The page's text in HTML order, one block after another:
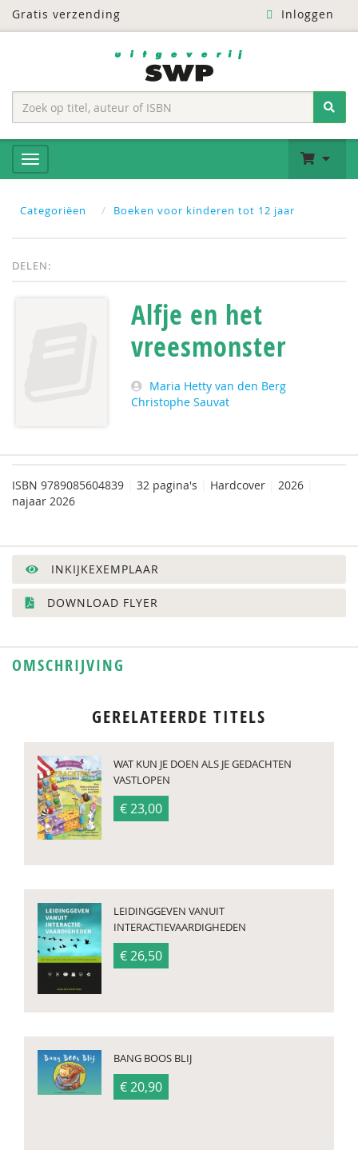
Gratis verzending Inloggen
Categoriëen Boeken voor kinderen tot 12 jaar
DELEN:
Alfje en het
vreesmonster
Maria Hetty van den Berg
Christophe Sauvat
ISBN 9789085604839 32 pagina's Hardcover 2026
najaar 2026
INKIJKEXEMPLAAR
DOWNLOAD FLYER
OMSCHRIJVING
GERELATEERDE TITELS
WAT KUN JE DOEN ALS JE GEDACHTEN
VASTLOPEN
€ 23,00
LEIDINGGEVEN VANUIT
INTERACTIEVAARDIGHEDEN
€ 26,50
BANG BOOS BLIJ
€ 20,90